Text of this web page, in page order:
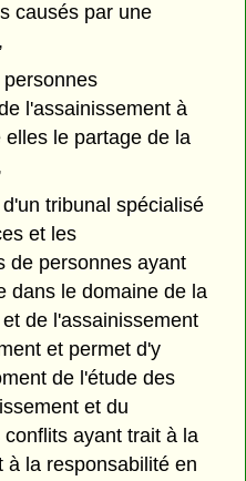
causés par une
l'assainissement à
elles le partage de la
tribunal spécialisé
et les
de personnes ayant
dans le domaine de la
de l'assainissement
et permet d'y
de l'étude des
et du
ayant trait à la
à la responsabilité en